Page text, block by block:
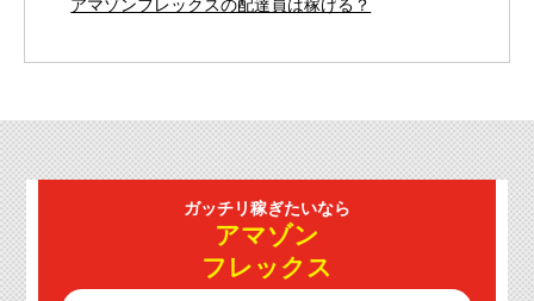
アマゾンフレックスの配達員は稼げる？
ガッチリ稼ぎたいなら
アマゾン
フレックス